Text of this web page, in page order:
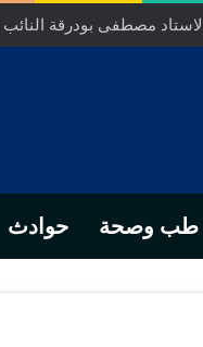
الاستاد مصطفى بودرقة
طب وصحة حوادث